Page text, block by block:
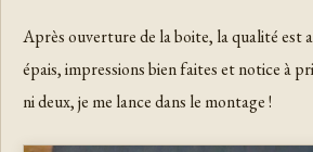
Après ouverture de la boite, la qualité est
épais, impressions bien faites et notice à
ni deux, je me lance dans le montage !